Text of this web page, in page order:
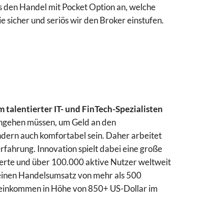
den Handel mit Pocket Option an, welche
sicher und seriös wir den Broker einstufen.
talentierter IT- und FinTech-Spezialisten
müssen, um Geld an den
auch komfortabel sein. Daher arbeitet
Innovation spielt dabei eine große
und über 100.000 aktive Nutzer weltweit
Handelsumsatz von mehr als 500
in Höhe von 850+ US-Dollar im